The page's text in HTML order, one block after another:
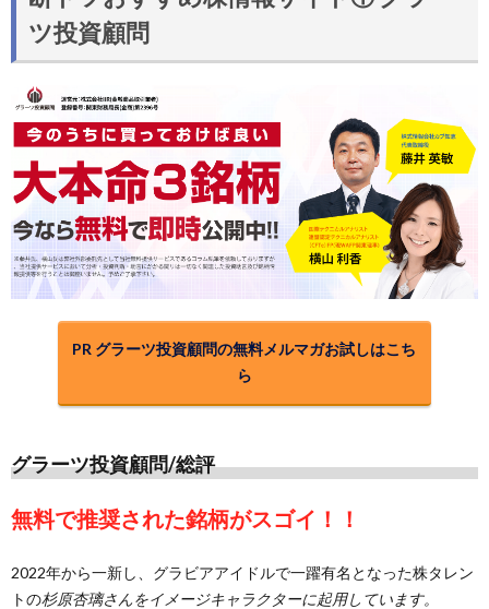
ツ投資顧問
PR グラーツ投資顧問の無料メルマガお試しはこち
ら
グラーツ投資顧問/総評
無料で推奨された銘柄がスゴイ！！
2022年から一新し、グラビアアイドルで一躍有名となった株タレン
トの杉原杏璃さんをイメージキャラクターに起用しています。